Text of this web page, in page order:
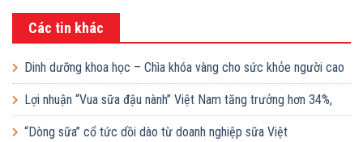
Các tin khác
Dinh dưỡng khoa học – Chìa khóa vàng cho sức khỏe người cao
tuổi
Lợi nhuận “Vua sữa đậu nành” Việt Nam tăng trưởng hơn 34%,
công ty mẹ sắp chi gần 368 tỷ đồng trả cổ tức trong tháng 8
“Dòng sữa” cổ tức dồi dào từ doanh nghiệp sữa Việt